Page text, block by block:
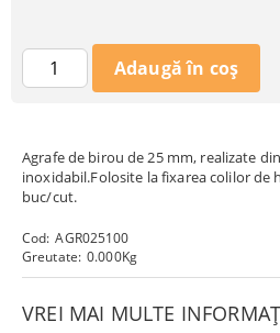
Agrafe de birou de 25 mm, realizate
inoxidabil.Folosite la fixarea colilor de
buc/cut.
Cod: AGR025100
Greutate: 0.000Kg
VREI MAI MULTE